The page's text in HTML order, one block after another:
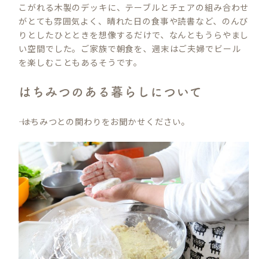
こがれる木製のデッキに、テーブルとチェアの組み合わせ
がとても雰囲気よく、晴れた日の食事や読書など、のんび
りとしたひとときを想像するだけで、なんともうらやまし
い空間でした。ご家族で朝食を、週末はご夫婦でビール
を楽しむこともあるそうです。
はちみつのある暮らしについて
―― はちみつとの関わりをお聞かせください。